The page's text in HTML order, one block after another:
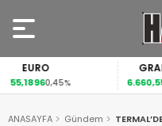
EURO
55,18960,45%
ANASAYFA Gündem